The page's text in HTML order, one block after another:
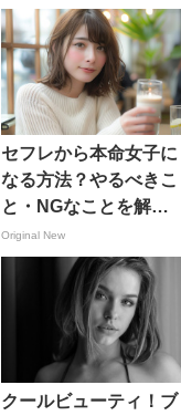
セフレから本命女子に
なる方法？やるべきこ
と・NGなことを解
説！！
Original New
クールビューティ！ブ